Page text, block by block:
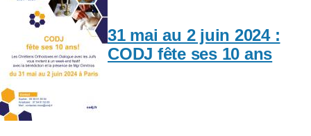
31 mai au 2 juin 2024 :
CODJ fête ses 10 ans